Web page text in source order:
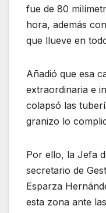
fue de 80
hora, además
que llueve en
Añadió que esa
extraordinaria e
colapsó las
granizo lo
Por ello, la Jefa
secretario de
Esparza
esta zona ante